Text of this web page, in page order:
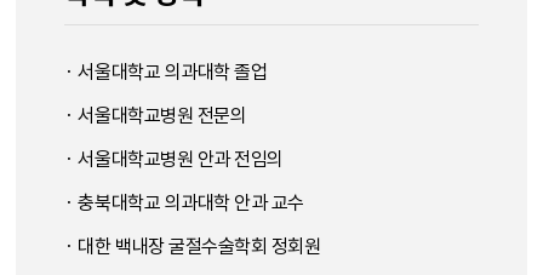
· 서울대학교 의과대학 졸업
· 서울대학교병원 전문의
· 서울대학교병원 안과 전임의
· 충북대학교 의과대학 안과 교수
· 대한 백내장 굴절수술학회 정회원